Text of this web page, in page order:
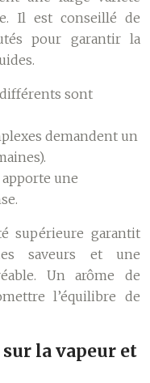
Il est conseillé de
pour garantir la
sont
demandent un
apporte une
supérieure garantit
saveurs et une
Un arôme de
l’équilibre de
la vapeur et